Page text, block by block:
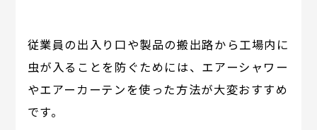
従業員の出入り口や製品の搬出路から工場内に
虫が入ることを防ぐためには、エアーシャワー
やエアーカーテンを使った方法が大変おすすめ
です。